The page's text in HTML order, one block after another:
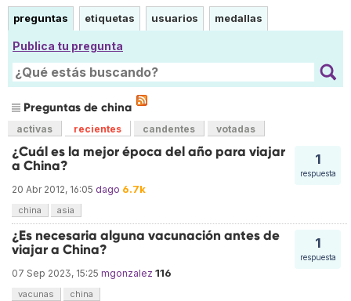
preguntas etiquetas usuarios medallas
Publica tu pregunta
Preguntas de china
activas recientes candentes votadas
1
respuesta
¿Cuál es la mejor época del año para viajar
a China?
20 Abr 2012, 16:05 dago 6.7k
china asia
1
respuesta
¿Es necesaria alguna vacunación antes de
viajar a China?
07 Sep 2023, 15:25 mgonzalez 116
vacunas china